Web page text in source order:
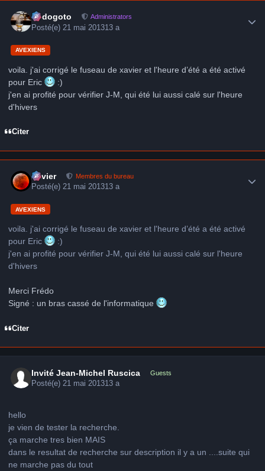
frédogoto Administrators
Posté(e) 21 mai 201313 a
AVEXIENS
voila. j'ai corrigé le fuseau de xavier et l'heure d’été a été activé
pour Eric
:)
j'en ai profité pour vérifier J-M, qui été lui aussi calé sur l'heure
d'hivers
Citer
Xavier Membres du bureau
Posté(e)21 mai 201313 a
AVEXIENS
voila. j'ai corrigé le fuseau de xavier et l'heure d’été a été activé
pour Eric
:)
j'en ai profité pour vérifier J-M, qui été lui aussi calé sur l'heure
d'hivers
Merci Frédo
Signé : un bras cassé de l'informatique
Citer
Invité Jean-Michel Ruscica Guests
Posté(e)21 mai 201313 a
hello
je vien de tester la recherche.
ça marche tres bien MAIS
dans le resultat de recherche sur description il y a un ....suite qui
ne marche pas du tout